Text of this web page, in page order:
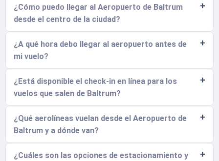
¿Cómo puedo llegar al Aeropuerto de Baltrum
desde el centro de la ciudad?
¿A qué hora debo llegar al aeropuerto antes de
mi vuelo?
¿Está disponible el check-in en línea para los
vuelos que salen de Baltrum?
¿Qué aerolíneas vuelan desde el Aeropuerto de
Baltrum y a dónde van?
¿Cuáles son las opciones de estacionamiento y